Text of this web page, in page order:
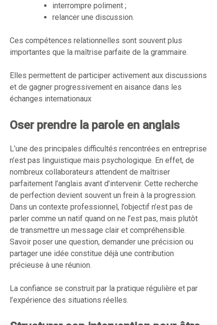
interrompre poliment ;
relancer une discussion.
Ces compétences relationnelles sont souvent plus
importantes que la maîtrise parfaite de la grammaire.
Elles permettent de participer activement aux discussions
et de gagner progressivement en aisance dans les
échanges internationaux
Oser prendre la parole en anglais
L’une des principales difficultés rencontrées en entreprise
n’est pas linguistique mais psychologique. En effet, de
nombreux collaborateurs attendent de maîtriser
parfaitement l’anglais avant d’intervenir. Cette recherche
de perfection devient souvent un frein à la progression.
Dans un contexte professionnel, l’objectif n’est pas de
parler comme un natif quand on ne l’est pas, mais plutôt
de transmettre un message clair et compréhensible.
Savoir poser une question, demander une précision ou
partager une idée constitue déjà une contribution
précieuse à une réunion.
La confiance se construit par la pratique régulière et par
l’expérience des situations réelles.